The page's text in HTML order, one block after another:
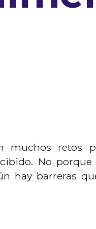
muchos retos
No porque
hay barreras